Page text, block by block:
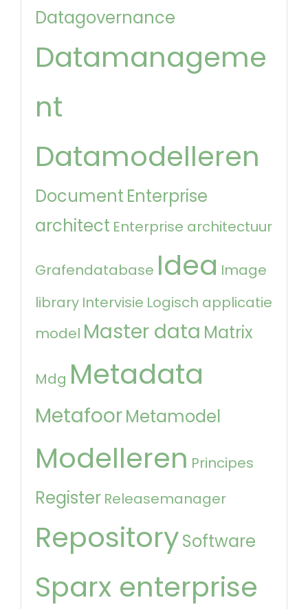
Datagovernance
Datamanageme
nt
Datamodelleren
Document Enterprise
architect Enterprise architectuur
Grafendatabase Idea Image
library Intervisie Logisch applicatie
model Master data Matrix
Mdg Metadata
MetafoorMetamodel
Modelleren Principes
Register Releasemanager
RepositorySoftware
Sparx enterprise